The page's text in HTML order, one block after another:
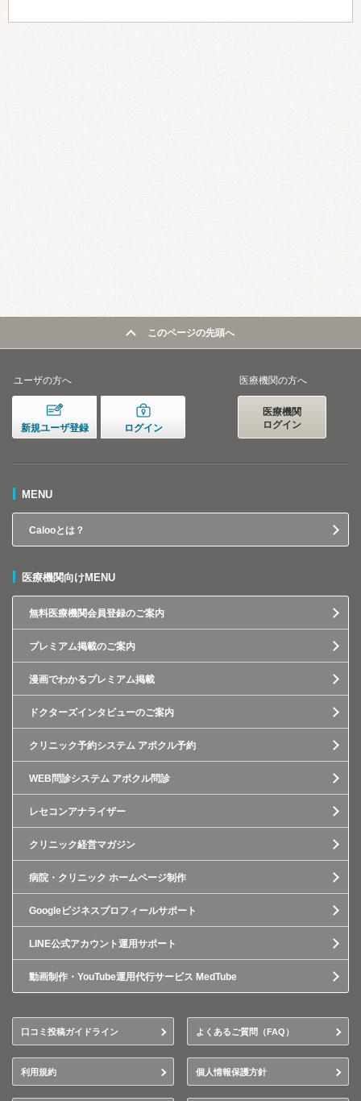
このページの先頭へ
ユーザの方へ
新規ユーザ登録 ログイン
医療機関の方へ
医療機関
ログイン
MENU
Calooとは？
医療機関向けMENU
無料医療機関会員登録のご案内
プレミアム掲載のご案内
漫画でわかるプレミアム掲載
ドクターズインタビューのご案内
クリニック予約システム アポクル予約
WEB問診システム アポクル問診
レセコンアナライザー
クリニック経営マガジン
病院・クリニック ホームページ制作
Googleビジネスプロフィールサポート
LINE公式アカウント運用サポート
動画制作・YouTube運用代行サービス MedTube
口コミ投稿ガイドライン よくあるご質問（FAQ）
利用規約 個人情報保護方針